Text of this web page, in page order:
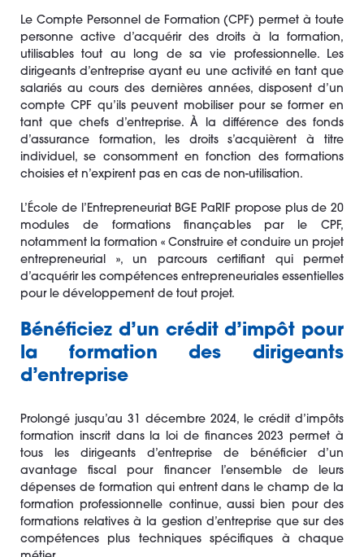
Le Compte Personnel de Formation (CPF) permet à toute
personne active d’acquérir des droits à la formation,
utilisables tout au long de sa vie professionnelle. Les
dirigeants d’entreprise ayant eu une activité en tant que
salariés au cours des dernières années, disposent d’un
compte CPF qu’ils peuvent mobiliser pour se former en
tant que chefs d’entreprise. À la différence des fonds
d’assurance formation, les droits s’acquièrent à titre
individuel, se consomment en fonction des formations
choisies et n’expirent pas en cas de non-utilisation.
L’École de l’Entrepreneuriat BGE PaRIF propose plus de 20
modules de formations finançables par le CPF,
notamment la formation « Construire et conduire un projet
entrepreneurial », un parcours certifiant qui permet
d’acquérir les compétences entrepreneuriales essentielles
pour le développement de tout projet.
Bénéficiez d’un crédit d’impôt pour
la formation des dirigeants
d’entreprise
Prolongé jusqu’au 31 décembre 2024, le crédit d’impôts
formation inscrit dans la loi de finances 2023 permet à
tous les dirigeants d’entreprise de bénéficier d’un
avantage fiscal pour financer l’ensemble de leurs
dépenses de formation qui entrent dans le champ de la
formation professionnelle continue, aussi bien pour des
formations relatives à la gestion d’entreprise que sur des
compétences plus techniques spécifiques à chaque